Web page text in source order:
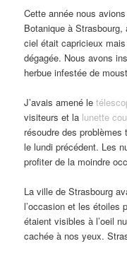
Cette année nous
Botanique à
ciel était capricieux
dégagée. Nous avons
herbue infestée de
J’avais amené le
visiteurs et la lunette
résoudre des
le lundi précédent. Les
profiter de la moindre
La ville de Strasbourg
l’occasion et les étoiles
étaient visibles à l’oeil
cachée à nos yeux.